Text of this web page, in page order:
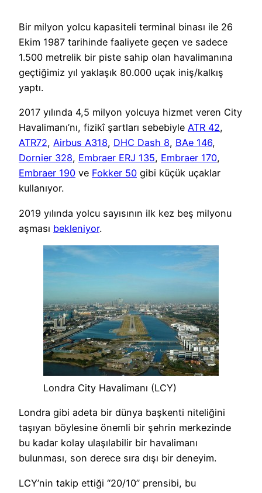
Bir milyon yolcu kapasiteli terminal binası ile 26
Ekim 1987 tarihinde faaliyete geçen ve sadece
1.500 metrelik bir piste sahip olan havalimanına
geçtiğimiz yıl yaklaşık 80.000 uçak iniş/kalkış
yaptı.
2017 yılında 4,5 milyon yolcuya hizmet veren City
Havalimanı’nı, fizikî şartları sebebiyle ATR 42,
ATR72, Airbus A318, DHC Dash 8, BAe 146,
Dornier 328, Embraer ERJ 135, Embraer 170,
Embraer 190 ve Fokker 50 gibi küçük uçaklar
kullanıyor.
2019 yılında yolcu sayısının ilk kez beş milyonu
aşması bekleniyor.
Londra City Havalimanı (LCY)
Londra gibi adeta bir dünya başkenti niteliğini
taşıyan böylesine önemli bir şehrin merkezinde
bu kadar kolay ulaşılabilir bir havalimanı
bulunması, son derece sıra dışı bir deneyim.
LCY’nin takip ettiği “20/10” prensibi, bu